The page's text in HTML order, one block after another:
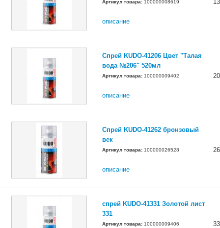
Артикул товара: 100000008619
описание
Спрей KUDO-41206 Цвет "Талая
вода №206" 520мл
Артикул товара: 100000009402
описание
Спрей KUDO-41262 бронзовый
век
Артикул товара: 100000026528
описание
спрей KUDO-41331 Золотой лист
331
Артикул товара: 100000009406